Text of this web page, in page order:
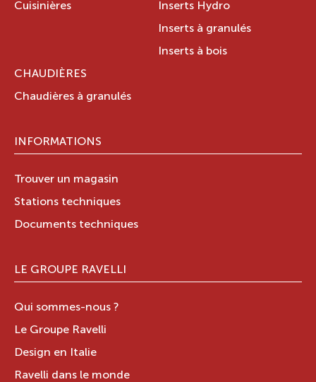
Cuisinières
Inserts Hydro
Inserts à granulés
Inserts à bois
CHAUDIÈRES
Chaudières à granulés
INFORMATIONS
Trouver un magasin
Stations techniques
Documents techniques
LE GROUPE RAVELLI
Qui sommes-nous ?
Le Groupe Ravelli
Design en Italie
Ravelli dans le monde